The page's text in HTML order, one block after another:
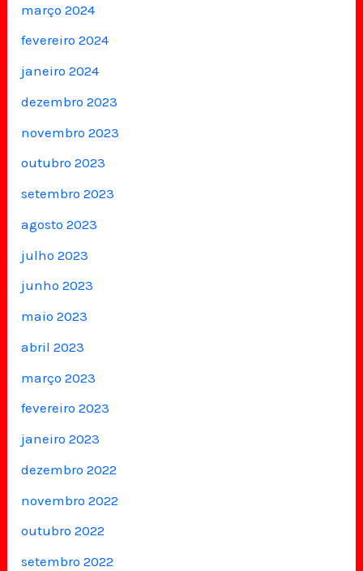
março 2024
fevereiro 2024
janeiro 2024
dezembro 2023
novembro 2023
outubro 2023
setembro 2023
agosto 2023
julho 2023
junho 2023
maio 2023
abril 2023
março 2023
fevereiro 2023
janeiro 2023
dezembro 2022
novembro 2022
outubro 2022
setembro 2022